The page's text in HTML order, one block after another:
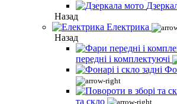
Назад
Електрика
Назад
передні і комплектуючі
та скло